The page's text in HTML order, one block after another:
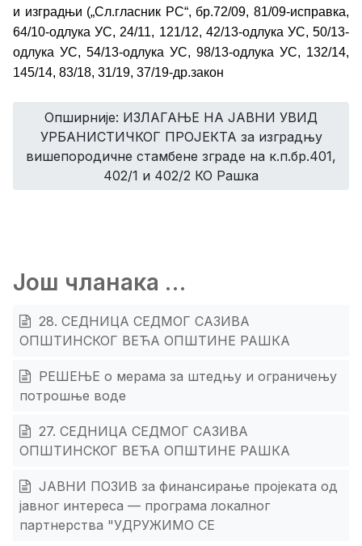
и изградњи („Сл.гласник РС“, бр.72/09, 81/09-исправка,
64/10-одлука УС, 24/11, 121/12, 42/13-одлука УС, 50/13-
одлука УС, 54/13-одлука УС, 98/13-одлука УС, 132/14,
145/14, 83/18, 31/19, 37/19-др.закон
Опширније: ИЗЛАГАЊЕ НА ЈАВНИ УВИД
УРБАНИСТИЧКОГ ПРОЈЕКТА за изградњу
вишепородичне стамбене зграде на к.п.бр.401,
402/1 и 402/2 КО Рашка
Још чланака …
28. СЕДНИЦА СЕДМОГ САЗИВА
ОПШТИНСКОГ ВЕЋА ОПШТИНЕ РАШКА
РЕШЕЊЕ о мерама за штедњу и ограничењу
потрошње воде
27. СЕДНИЦА СЕДМОГ САЗИВА
ОПШТИНСКОГ ВЕЋА ОПШТИНЕ РАШКА
ЈАВНИ ПОЗИВ за финансирање пројеката од
јавног интереса — програма локалног
партнерства "УДРУЖИМО СЕ